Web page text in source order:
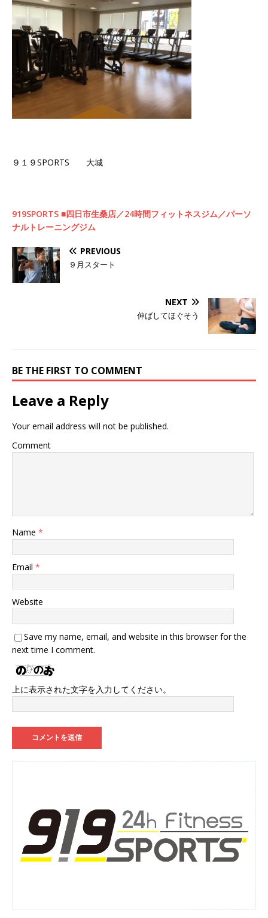
９１９SPORTS 大城
919SPORTS ■四日市生桑店／24時間フィットネスジム／パーソ
ナルトレーニングジム
PREVIOUS
９月スタート
NEXT
伸ばしてほぐそう
BE THE FIRST TO COMMENT
Leave a Reply
Your email address will not be published.
Comment
Name *
Email *
Website
Save my name, email, and website in this browser for the
next time I comment.
上に表示された文字を入力してください。